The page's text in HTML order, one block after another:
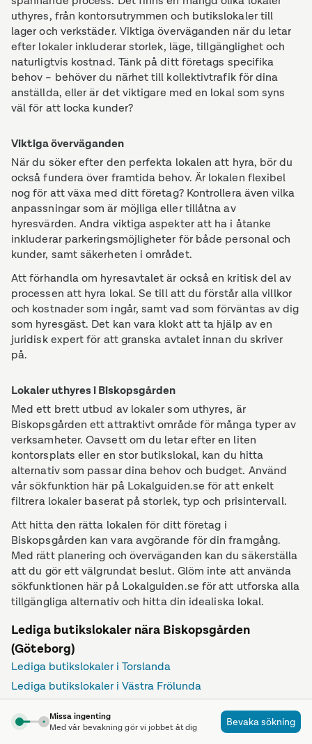
uthyres, från kontorsutrymmen och butikslokaler till
lager och verkstäder. Viktiga överväganden när du letar
efter lokaler inkluderar storlek, läge, tillgänglighet och
naturligtvis kostnad. Tänk på ditt företags specifika
behov – behöver du närhet till kollektivtrafik för dina
anställda, eller är det viktigare med en lokal som syns
väl för att locka kunder?
Viktiga överväganden
När du söker efter den perfekta lokalen att hyra, bör du
också fundera över framtida behov. Är lokalen flexibel
nog för att växa med ditt företag? Kontrollera även vilka
anpassningar som är möjliga eller tillåtna av
hyresvärden. Andra viktiga aspekter att ha i åtanke
inkluderar parkeringsmöjligheter för både personal och
kunder, samt säkerheten i området.
Att förhandla om hyresavtalet är också en kritisk del av
processen att hyra lokal. Se till att du förstår alla villkor
och kostnader som ingår, samt vad som förväntas av dig
som hyresgäst. Det kan vara klokt att ta hjälp av en
juridisk expert för att granska avtalet innan du skriver
på.
Lokaler uthyres i Biskopsgården
Med ett brett utbud av lokaler som uthyres, är
Biskopsgården ett attraktivt område för många typer av
verksamheter. Oavsett om du letar efter en liten
kontorsplats eller en stor butikslokal, kan du hitta
alternativ som passar dina behov och budget. Använd
vår sökfunktion här på Lokalguiden.se för att enkelt
filtrera lokaler baserat på storlek, typ och prisintervall.
Att hitta den rätta lokalen för ditt företag i
Biskopsgården kan vara avgörande för din framgång.
Med rätt planering och överväganden kan du säkerställa
att du gör ett välgrundat beslut. Glöm inte att använda
sökfunktionen här på Lokalguiden.se för att utforska alla
tillgängliga alternativ och hitta din idealiska lokal.
Lediga butikslokaler nära Biskopsgården
(Göteborg)
Lediga butikslokaler i Torslanda
Lediga butikslokaler i Västra Frölunda
Lediga butikslokaler i Askim
Missa ingenting
Med vår bevakning gör vi jobbet åt dig
Bevaka sökning